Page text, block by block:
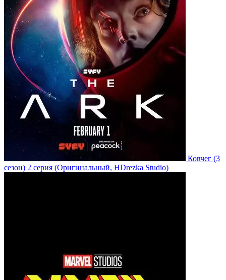
Ковчег (3
сезон) 2 серия (Оригинальный, HDrezka Studio)